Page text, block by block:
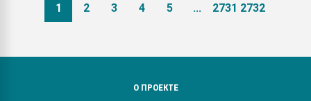
1 2 3 4 5 ... 2731 2732
О ПРОЕКТЕ